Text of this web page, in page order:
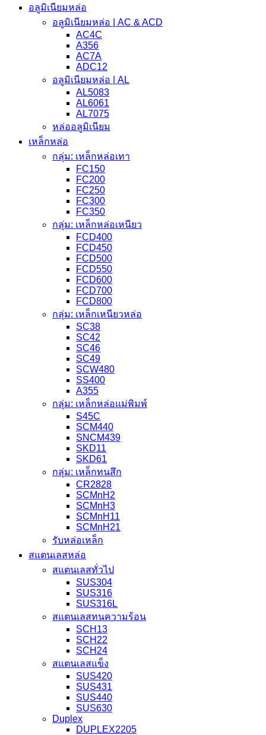
อลูมิเนียมหล่อ
อลูมิเนียมหล่อ | AC & ACD
AC4C
A356
AC7A
ADC12
อลูมิเนียมหล่อ | AL
AL5083
AL6061
AL7075
หล่ออลูมิเนียม
เหล็กหล่อ
กลุ่ม: เหล็กหล่อเทา
FC150
FC200
FC250
FC300
FC350
กลุ่ม: เหล็กหล่อเหนียว
FCD400
FCD450
FCD500
FCD550
FCD600
FCD700
FCD800
กลุ่ม: เหล็กเหนียวหล่อ
SC38
SC42
SC46
SC49
SCW480
SS400
A355
กลุ่ม: เหล็กหล่อแม่พิมพ์
S45C
SCM440
SNCM439
SKD11
SKD61
กลุ่ม: เหล็กทนสึก
CR2828
SCMnH2
SCMnH3
SCMnH11
SCMnH21
รับหล่อเหล็ก
สแตนเลสหล่อ
สแตนเลสทั่วไป
SUS304
SUS316
SUS316L
สแตนเลสทนความร้อน
SCH13
SCH22
SCH24
สแตนเลสแข็ง
SUS420
SUS431
SUS440
SUS630
Duplex
DUPLEX2205